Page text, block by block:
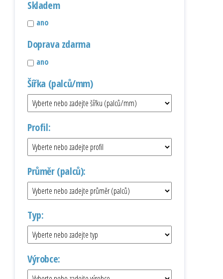
Skladem
ano
Doprava zdarma
ano
Šířka (palců/mm)
Profil:
Průměr (palců):
Typ:
Výrobce: